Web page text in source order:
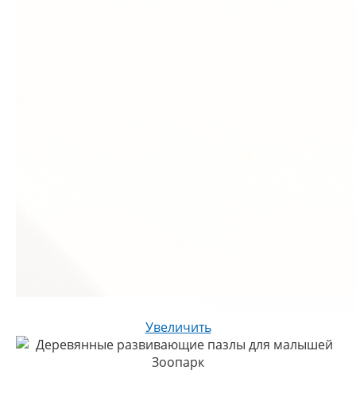
Увеличить